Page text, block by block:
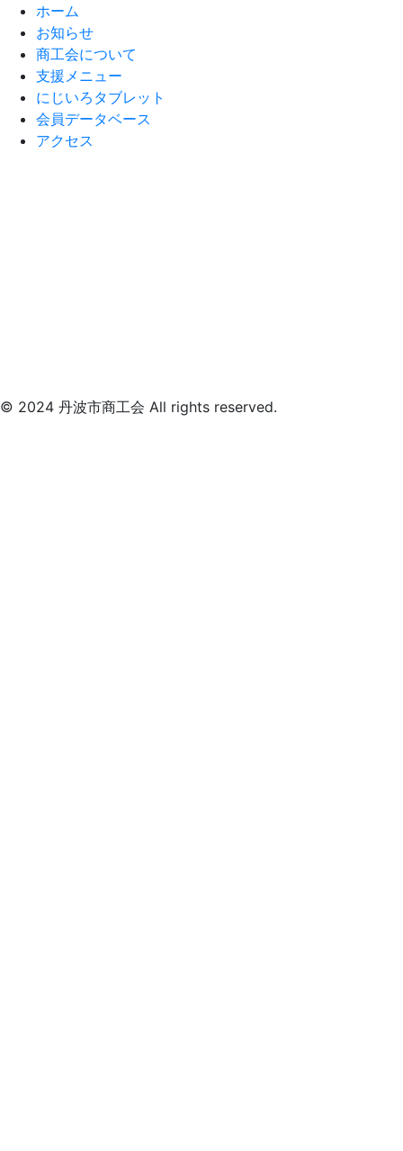
ホーム
お知らせ
商工会について
支援メニュー
にじいろタブレット
会員データベース
アクセス
© 2024 丹波市商工会 All rights reserved.